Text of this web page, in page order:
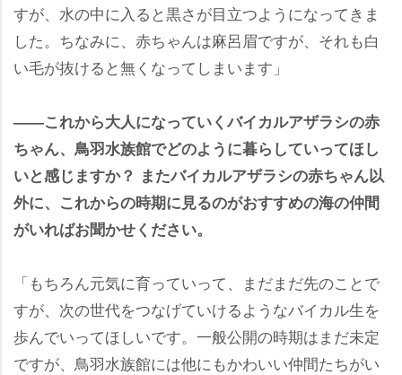
すが、水の中に入ると黒さが目立つようになってきま
した。ちなみに、赤ちゃんは麻呂眉ですが、それも白
い毛が抜けると無くなってしまいます」
――これから大人になっていくバイカルアザラシの赤
ちゃん、鳥羽水族館でどのように暮らしていってほし
いと感じますか？ またバイカルアザラシの赤ちゃん以
外に、これからの時期に見るのがおすすめの海の仲間
がいればお聞かせください。
「もちろん元気に育っていって、まだまだ先のことで
すが、次の世代をつなげていけるようなバイカル生を
歩んでいってほしいです。一般公開の時期はまだ未定
ですが、鳥羽水族館には他にもかわいい仲間たちがい